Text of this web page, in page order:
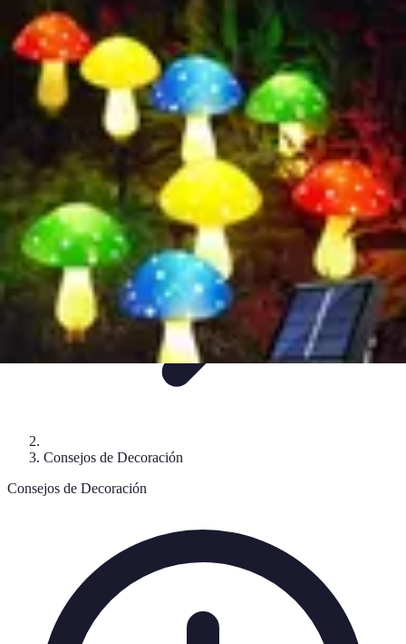
Decoración Económica
ParedesRecomendaciones Accesorios Consejos de Decoración Arte
Decoración Económica
Consejos de Decoración
Consejos de Decoración